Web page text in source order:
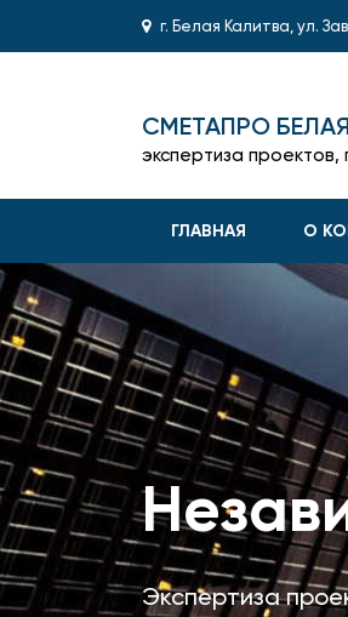
г. Белая Калитва, ул.
СМЕТАПРО
экспертиза проектов,
ГЛАВНАЯ О
Экспертиза